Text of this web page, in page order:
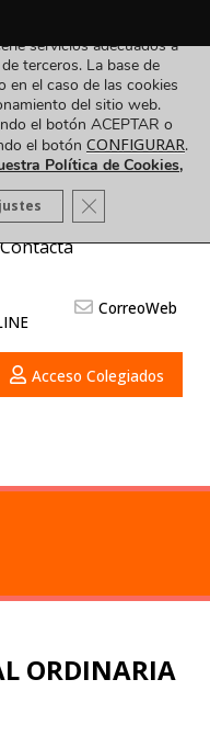
Contacta
CorreoWeb
Acceso Colegiados
ORDINARIA
para fines analíticos,
servicios adecuados a
terceros. La base de
en el caso de las cookies
del sitio web.
el botón ACEPTAR o
el botón CONFIGURAR.
Política de Cookies,
Cerrar el banner